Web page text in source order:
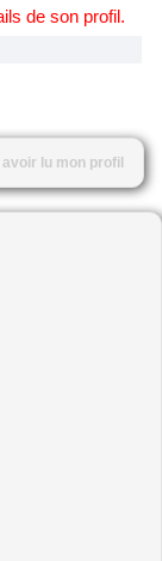
de son profil.
avoir lu mon profil